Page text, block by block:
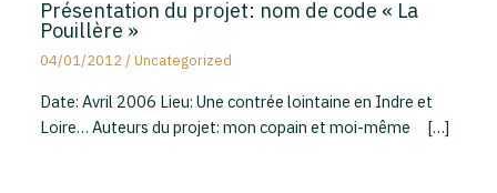
Présentation du projet: nom de code « La
Pouillère »
04/01/2012/Uncategorized
Date: Avril 2006 Lieu: Une contrée lointaine en Indre et
Loire… Auteurs du projet: mon copain et moi-même […]